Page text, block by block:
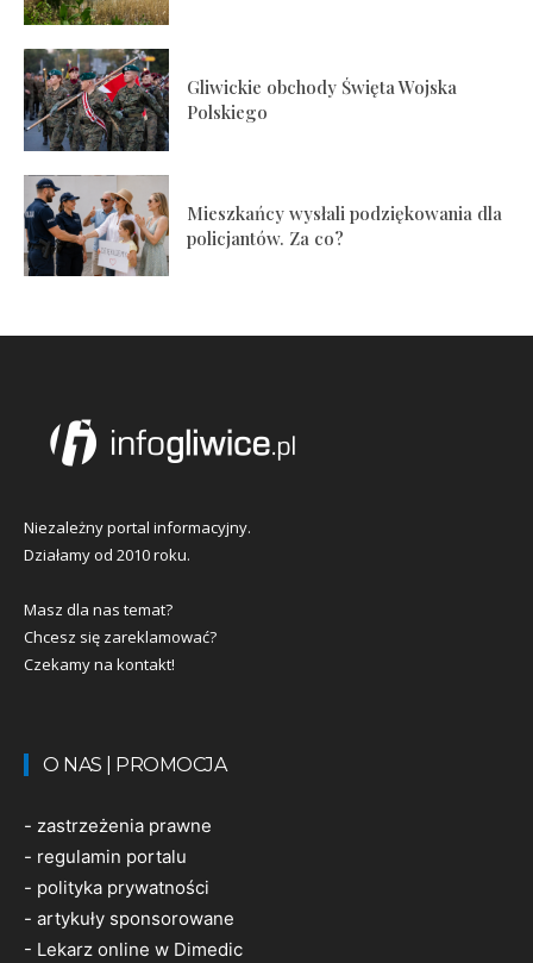
Gliwickie obchody Święta Wojska
Polskiego
Mieszkańcy wysłali podziękowania dla
policjantów. Za co?
Niezależny portal informacyjny.
Działamy od 2010 roku.
Masz dla nas temat?
Chcesz się zareklamować?
Czekamy na kontakt!
O NAS | PROMOCJA
- zastrzeżenia prawne
- regulamin portalu
- polityka prywatności
- artykuły sponsorowane
- Lekarz online w Dimedic